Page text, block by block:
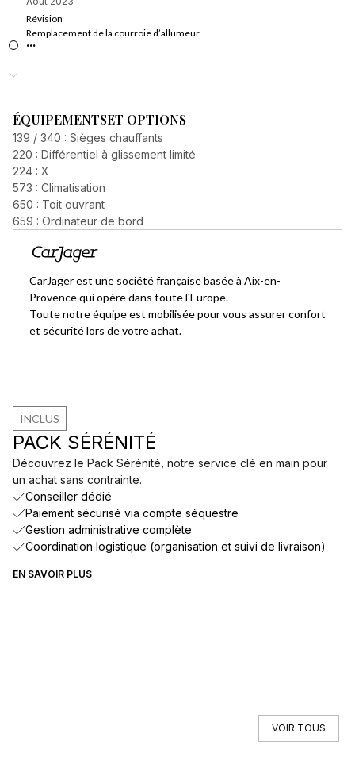
Révision
Remplacement de la courroie d’allumeur
...
ÉQUIPEMENTSET OPTIONS
139 / 340 : Sièges chauffants
220 : Différentiel à glissement limité
224 : X
573 : Climatisation
650 : Toit ouvrant
659 : Ordinateur de bord
CarJager est une société française basée à Aix-en-
Provence qui opère dans toute l'Europe.
Toute notre équipe est mobilisée pour vous assurer confort
et sécurité lors de votre achat.
INCLUS
PACK SÉRÉNITÉ
Découvrez le Pack Sérénité, notre service clé en main pour
un achat sans contrainte.
Conseiller dédié
Paiement sécurisé via compte séquestre
Gestion administrative complète
Coordination logistique (organisation et suivi de livraison)
EN SAVOIR PLUS
VOIR TOUS